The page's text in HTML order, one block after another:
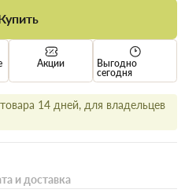
Акции
Выгодно
сегодня
14 дней, для владельцев
и доставка